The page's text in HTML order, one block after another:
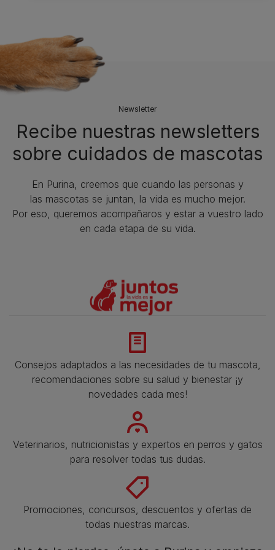
Newsletter
Recibe nuestras newsletters
sobre cuidados de mascotas​
En Purina, creemos que cuando las personas y
las mascotas se juntan, la vida es mucho mejor.
Por eso, queremos acompañaros y estar a vuestro lado
en cada etapa de su vida.​
Consejos adaptados a las necesidades de tu mascota,
recomendaciones sobre su salud y bienestar ¡y
novedades cada mes!
Veterinarios, nutricionistas y expertos en perros y gatos
para resolver todas tus dudas.​
Promociones, concursos, descuentos y ofertas de
todas nuestras marcas.​